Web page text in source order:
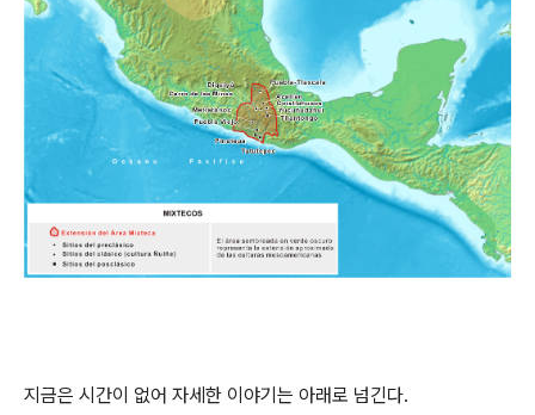
지금은 시간이 없어 자세한 이야기는 아래로 넘긴다.